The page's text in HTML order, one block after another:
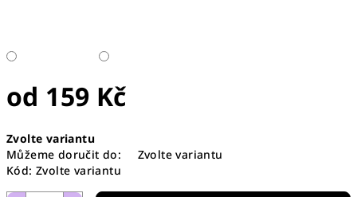
od 159 Kč
cena:
Zvolte variantu
Můžeme doručit do:
Zvolte variantu
Kód: Zvolte variantu